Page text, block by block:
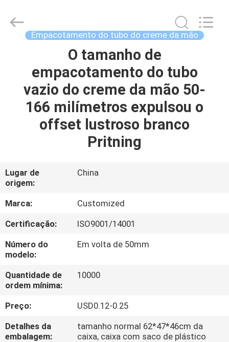
PRODUTOS
SOBRE
EXCURSÃO
DA
FÁBRICA
CONTROLE
DA
QUALIDADE
CONTACTE-
NOS
Copyright
emptycosmetictube.com.
Empacotamento do tubo do creme da mão
O tamanho de
empacotamento do tubo
vazio do creme da mão 50-
166 milímetros expulsou o
offset lustroso branco
Pritning
Lugar de
origem:
China
Marca:
Customized
Certificação:
ISO9001/14001
Número do
modelo:
Em volta de 50mm
Quantidade de
ordem mínima:
10000
Preço:
USD0.12-0.25
Detalhes da
embalagem:
tamanho normal 62*47*46cm da
caixa, caixa com saco de plástico